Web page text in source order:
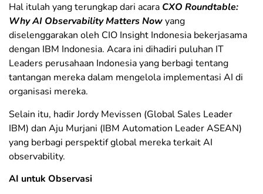
Hal itulah yang terungkap dari acara CXO Roundtable:
Why AI Observability Matters Nowyang
diselenggarakan oleh CIO Insight Indonesia bekerjasama
dengan IBM Indonesia. Acara ini dihadiri puluhan IT
Leaders perusahaan Indonesia yang berbagi tentang
tantangan mereka dalam mengelola implementasi AI di
organisasi mereka.
Selain itu, hadir Jordy Mevissen (Global Sales Leader
IBM) dan Aju Murjani (IBM Automation Leader ASEAN)
yang berbagi perspektif global mereka terkait AI
observability.
AI untuk Observasi